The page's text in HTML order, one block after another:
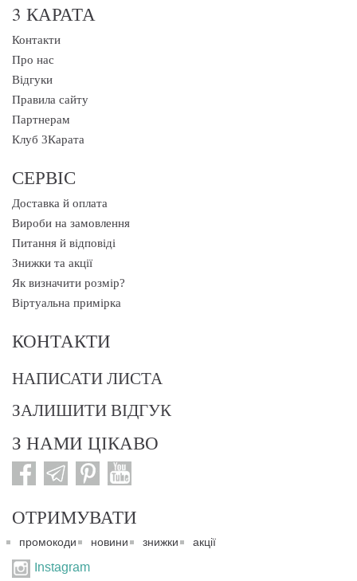
3 КАРАТА
Контакти
Про нас
Відгуки
Правила сайту
Партнерам
Клуб 3Карата
СЕРВІС
Доставка й оплата
Вироби на замовлення
Питання й відповіді
Знижки та акції
Як визначити розмір?
Віртуальна примірка
КОНТАКТИ
НАПИСАТИ ЛИСТА
ЗАЛИШИТИ ВІДГУК
З НАМИ ЦІКАВО
ОТРИМУВАТИ
промокоди новини знижки акції
Instagram